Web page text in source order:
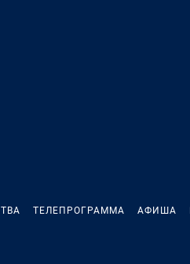
ТЕЛЕПРОГРАММА АФИША